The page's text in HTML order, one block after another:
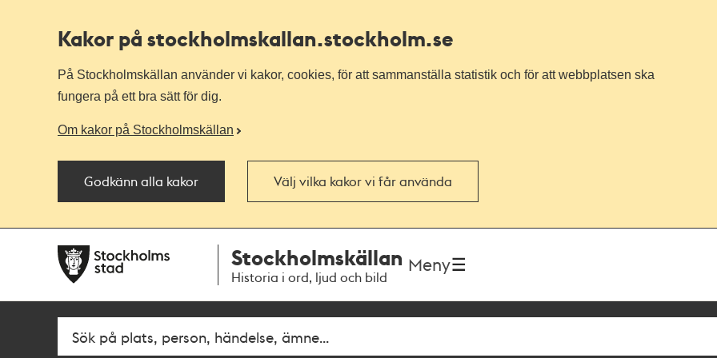
Kakor på stockholmskallan.stockholm.se
På Stockholmskällan använder vi kakor, cookies, för att sammanställa statistik och för att webbplatsen ska
fungera på ett bra sätt för dig.
Om kakor på Stockholmskällan
Godkänn alla kakor Välj vilka kakor vi får använda
navigationen
huvudinnehållet
Stockholmskällan
Historia i ord, ljud och bild
Meny
SökFritextsök